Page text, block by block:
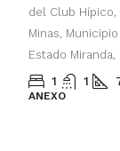
del Club Hípico,
Minas,
Estado
1 1
ANEXO